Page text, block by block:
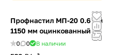
Профнастил MП-20 0.6 мм
1150 мм оцинкованный
0 0 В наличии